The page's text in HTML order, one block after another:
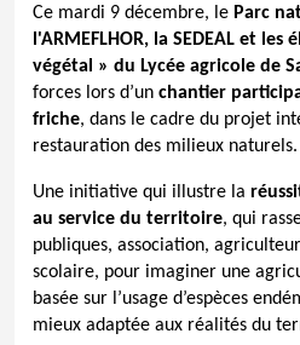
Ce mardi 9 décembre, le Parc
'ARMEFLHOR, la SEDEAL et les
végétal » du Lycée agricole de
forces lors d’un chantier
friche, dans le cadre du projet
restauration des milieux naturels.
Une initiative qui illustre la
au service du territoire, qui
publiques, association,
scolaire, pour imaginer une
basée sur l’usage d’espèces
mieux adaptée aux réalités du